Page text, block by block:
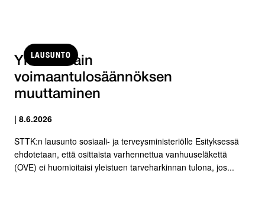
LAUSUNTO
Yleistukilain
voimaantulosäännöksen
muuttaminen
| 8.6.2026
STTK:n lausunto sosiaali- ja terveysministeriölle Esityksessä
ehdotetaan, että osittaista varhennettua vanhuuseläkettä
(OVE) ei huomioitaisi yleistuen tarveharkinnan tulona, jos...